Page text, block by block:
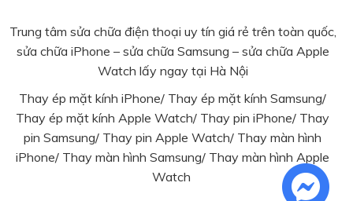
Trung tâm sửa chữa điện thoại uy tín giá rẻ trên toàn quốc,
sửa chữa iPhone – sửa chữa Samsung – sửa chữa Apple
Watch lấy ngay tại Hà Nội
Thay ép mặt kính iPhone/ Thay ép mặt kính Samsung/
Thay ép mặt kính Apple Watch/ Thay pin iPhone/ Thay
pin Samsung/ Thay pin Apple Watch/ Thay màn hình
iPhone/ Thay màn hình Samsung/ Thay màn hình Apple
Watch